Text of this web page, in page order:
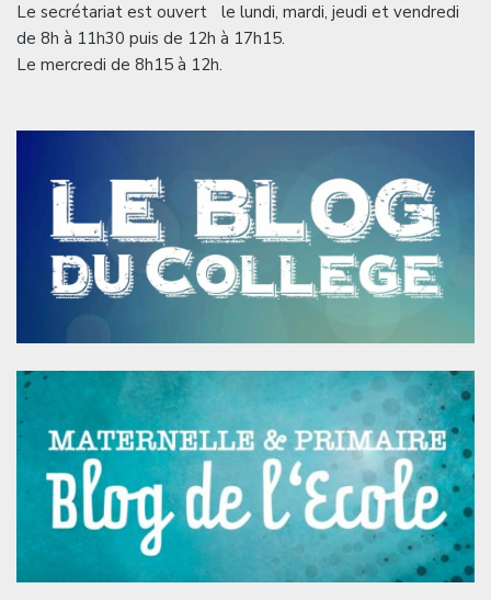
Le secrétariat est ouvert le lundi, mardi, jeudi et vendredi
de 8h à 11h30 puis de 12h à 17h15.
Le mercredi de 8h15 à 12h.